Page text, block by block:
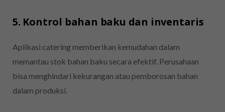
5. Kontrol bahan baku dan inventaris
Aplikasi catering memberikan kemudahan dalam
memantau stok bahan baku secara efektif. Perusahaan
bisa menghindari kekurangan atau pemborosan bahan
dalam produksi.